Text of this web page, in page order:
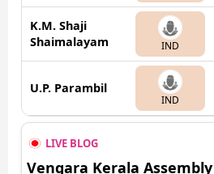
K.M. Shaji
Shaimalayam
IND
U.P. Parambil
IND
LIVE BLOG
Vengara Kerala